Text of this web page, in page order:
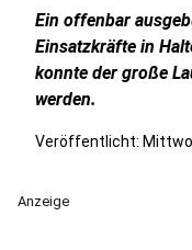
Ein offenbar
Einsatzkräfte in
konnte der große
werden.
Veröffentlicht:
Anzeige